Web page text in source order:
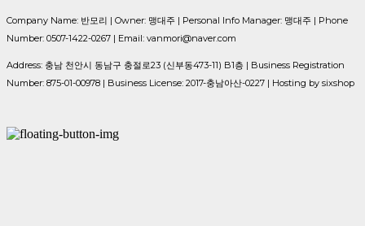
Company Name: 반모리 | Owner: 맹대주 | Personal Info Manager: 맹대주 | Phone
Number: 0507-1422-0267 | Email: vanmori@naver.com
Address: 충남 천안시 동남구 충절로23 (신부동473-11) B1층 | Business Registration
Number: 875-01-00978 | Business License: 2017-충남아산-0227 | Hosting by sixshop